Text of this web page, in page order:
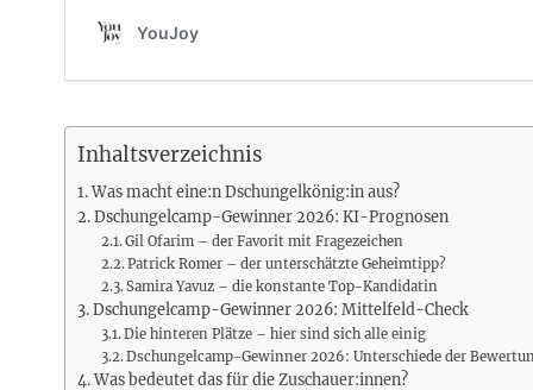
Inhaltsverzeichnis
Was macht eine:n Dschungelkönig:in aus?
Dschungelcamp-Gewinner 2026: KI-Prognosen
Gil Ofarim – der Favorit mit Fragezeichen
Patrick Romer – der unterschätzte Geheimtipp?
Samira Yavuz – die konstante Top-Kandidatin
Dschungelcamp-Gewinner 2026: Mittelfeld-Check
Die hinteren Plätze – hier sind sich alle einig
Dschungelcamp-Gewinner 2026: Unterschiede der
Was bedeutet das für die Zuschauer:innen?